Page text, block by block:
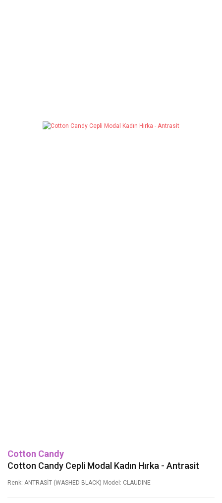
Cotton Candy
Cotton Candy Cepli Modal Kadın Hırka - Antrasit
Renk: ANTRASİT (WASHED BLACK) Model: CLAUDINE